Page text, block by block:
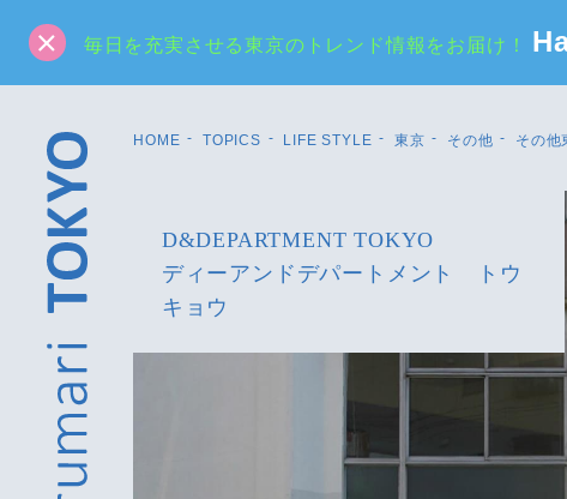
毎日を充実させる東京のトレンド情報をお届け！
HOME TOPICS LIFE STYLE 東京 その他 その他
D&DEPARTMENT TOKYO
ディーアンドデパートメント トウ
キョウ